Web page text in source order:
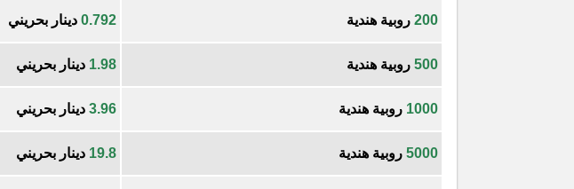
200 روبية هندية 0.792 دينار بحريني
500 روبية هندية 1.98 دينار بحريني
1000 روبية هندية 3.96 دينار بحريني
5000 روبية هندية 19.8 دينار بحريني